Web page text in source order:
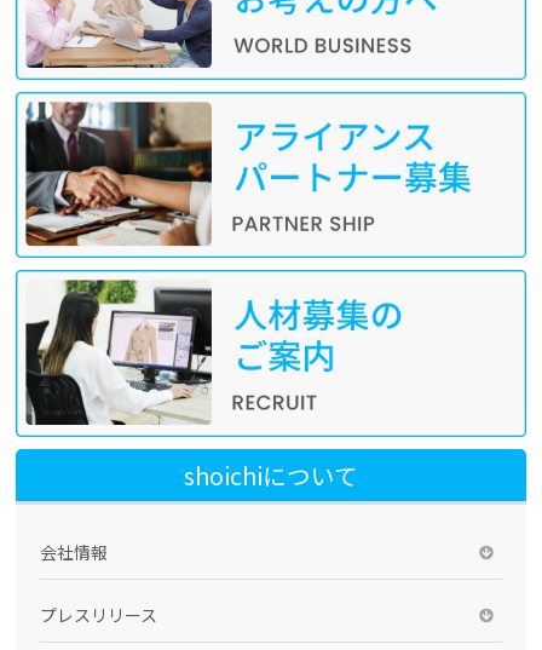
shoichiについて
会社情報
プレスリリース